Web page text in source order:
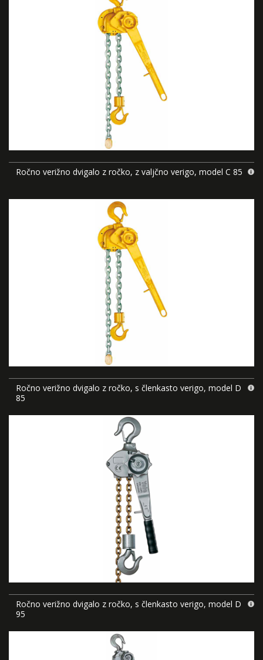
Ročno verižno dvigalo z ročko, z valjčno verigo, model C 85
Ročno verižno dvigalo z ročko, s členkasto verigo, model D
85
Ročno verižno dvigalo z ročko, s členkasto verigo, model D
95